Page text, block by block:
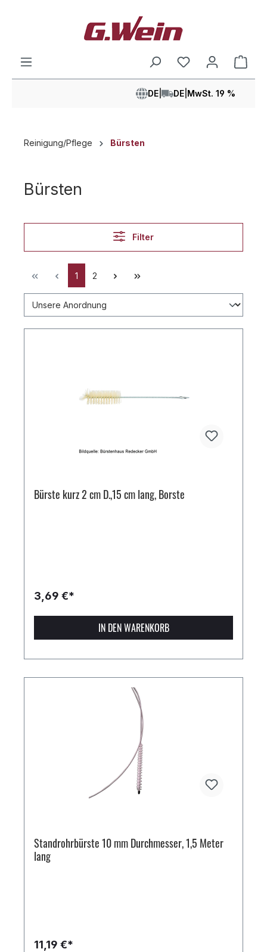
DE DE MwSt. 19 %
Reinigung/Pflege Bürsten
Bürsten
Filter
1 2
Bürste kurz 2 cm D.,15 cm lang, Borste
3,69 €*
IN DEN WARENKORB
Standrohrbürste 10 mm Durchmesser, 1,5 Meter
lang
11,19 €*